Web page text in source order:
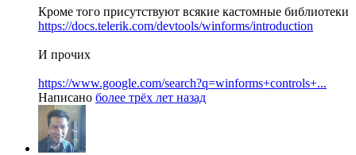
Кроме того присутствуют всякие кастомные библиотеки
https://docs.telerik.com/devtools/winforms/introduction
И прочих
https://www.google.com/search?q=winforms+controls+...
Написано более трёх лет назад